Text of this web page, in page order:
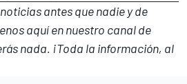
antes que nadie y de
aquí en nuestro canal de
nada. ¡Toda la información, al